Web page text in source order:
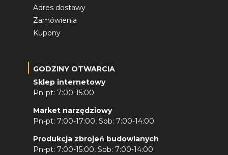
Adres dostawy
Zamówienia
Kupony
GODZINY OTWARCIA
Sklep internetowy
Pn-pt: 7:00-15:00
Market narzędziowy
Pn-pt: 7:00-17:00, Sob: 7:00-14:00
Produkcja zbrojeń budowlanych
Pn-pt: 7:00-15:00, Sob: 7:00-14:00